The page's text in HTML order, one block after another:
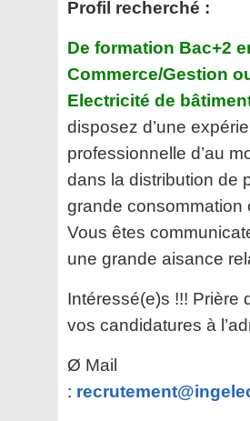
Profil recherché :
De formation Bac+2
Commerce/Gestion
Electricité de
disposez d’une
professionnelle d’au
dans la distribution de
grande consommation
Vous êtes
une grande aisance
Intéressé(e)s !!! Prière
vos candidatures à
Ø Mail
: